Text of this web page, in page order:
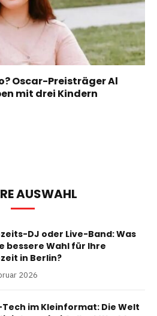
Oscar-Preisträger Al
mit drei Kindern
AUSWAHL
DJ oder Live-Band: Was
bessere Wahl für Ihre
in Berlin?
2026
Tech im Kleinformat: Die Welt